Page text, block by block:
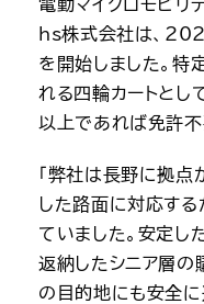
電動マイクロモビ
hs株式会社は、
を開始しました。
れる四輪カートとし
以上であれば免許不
「弊社は長野に拠点
した路面に対応する
ていました。安定し
返納したシニア層の
の目的地にも安全に